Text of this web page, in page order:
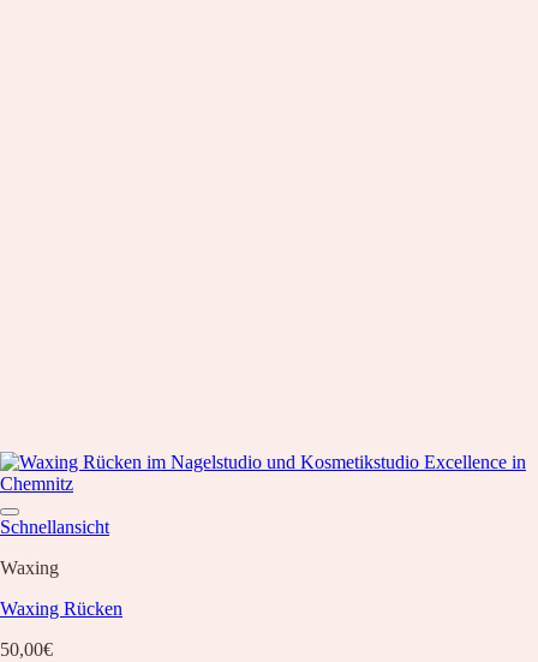
Schnellansicht
Waxing
Waxing Rücken
50,00€